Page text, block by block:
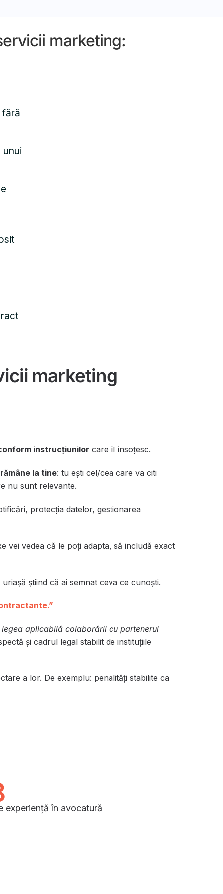
marketing:
fără
unui
marketing
instrucțiunilor care îl însoțesc.
la tine: tu ești cel/cea care va citi
nu sunt relevante.
protecția datelor, gestionarea
vei vedea că le poți adapta, să includă exact
știind că ai semnat ceva ce cunoști.
legea aplicabilă colaborării cu partenerul
și cadrul legal stabilit de instituțiile
a lor. De exemplu: penalități stabilite ca
experiență în avocatură